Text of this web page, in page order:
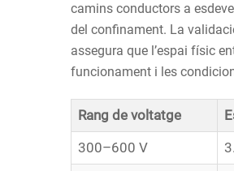
camins conductors a
del confinament. La
assegura que l’espai físic
funcionament i les
Rang de voltatge
300–600 V